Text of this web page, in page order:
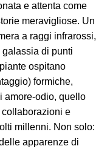
e attenta come
meravigliose. Un
a raggi infrarossi,
di punti
ospitano
formiche,
amore-odio, quello
e
millenni. Non solo:
apparenze di